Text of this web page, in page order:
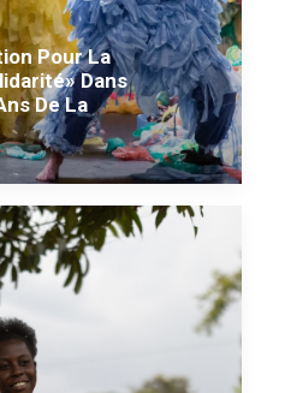
Pour La
Dans
De La